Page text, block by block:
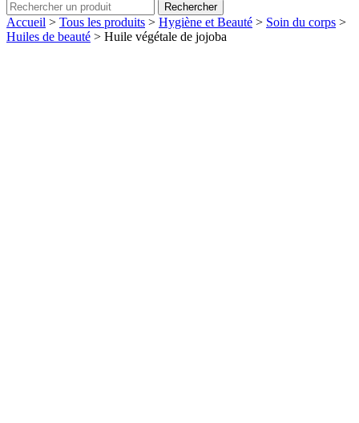
Rechercher
Accueil > Tous les produits > Hygiène et Beauté > Soin du corps >
Huiles de beauté > Huile végétale de jojoba